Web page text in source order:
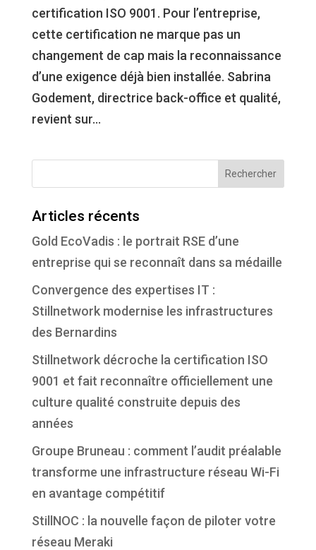
certification ISO 9001. Pour l’entreprise,
cette certification ne marque pas un
changement de cap mais la reconnaissance
d’une exigence déjà bien installée. Sabrina
Godement, directrice back-office et qualité,
revient sur...
Articles récents
Gold EcoVadis : le portrait RSE d’une
entreprise qui se reconnaît dans sa médaille
Convergence des expertises IT :
Stillnetwork modernise les infrastructures
des Bernardins
Stillnetwork décroche la certification ISO
9001 et fait reconnaître officiellement une
culture qualité construite depuis des
années
Groupe Bruneau : comment l’audit préalable
transforme une infrastructure réseau Wi-Fi
en avantage compétitif
StillNOC : la nouvelle façon de piloter votre
réseau Meraki